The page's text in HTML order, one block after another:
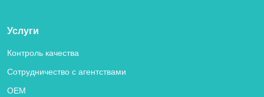
Услуги
Контроль качества
Сотрудничество с агентствами
OEM